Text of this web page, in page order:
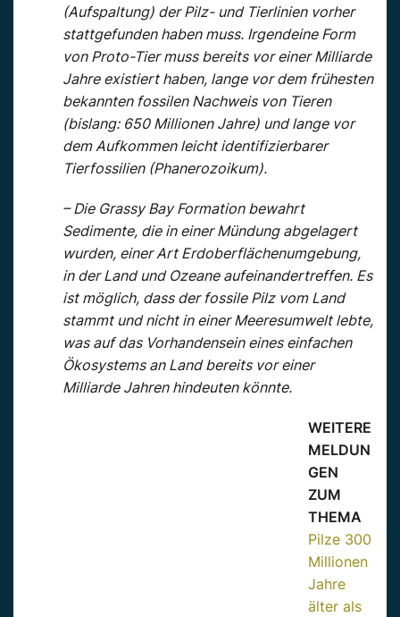
(Aufspaltung) der Pilz- und Tierlinien vorher
stattgefunden haben muss. Irgendeine Form
von Proto-Tier muss bereits vor einer Milliarde
Jahre existiert haben, lange vor dem frühesten
bekannten fossilen Nachweis von Tieren
(bislang: 650 Millionen Jahre) und lange vor
dem Aufkommen leicht identifizierbarer
Tierfossilien (Phanerozoikum).
– Die Grassy Bay Formation bewahrt
Sedimente, die in einer Mündung abgelagert
wurden, einer Art Erdoberflächenumgebung,
in der Land und Ozeane aufeinandertreffen. Es
ist möglich, dass der fossile Pilz vom Land
stammt und nicht in einer Meeresumwelt lebte,
was auf das Vorhandensein eines einfachen
Ökosystems an Land bereits vor einer
Milliarde Jahren hindeuten könnte.
WEITERE
MELDUN
GEN
ZUM
THEMA
Pilze 300
Millionen
Jahre
älter als